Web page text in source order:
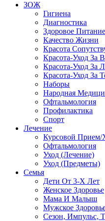
ЗОЖ
Гигиена
Диагностика
Здоровое Питание
Качество Жизни
Красота
Красота-Уход За
Красота-Уход За
Красота-Уход За
Наборы
Народная
Офтальмология
Профилактика
Спорт
Лечение
Курсовой Прием/
Офтальмология
Уход (Лечение)
Уход (Предметы)
Семья
Дети От 3-Х Лет
Женское Здоровье
Мама И Малыш
Мужское
Сезон, Импульс,